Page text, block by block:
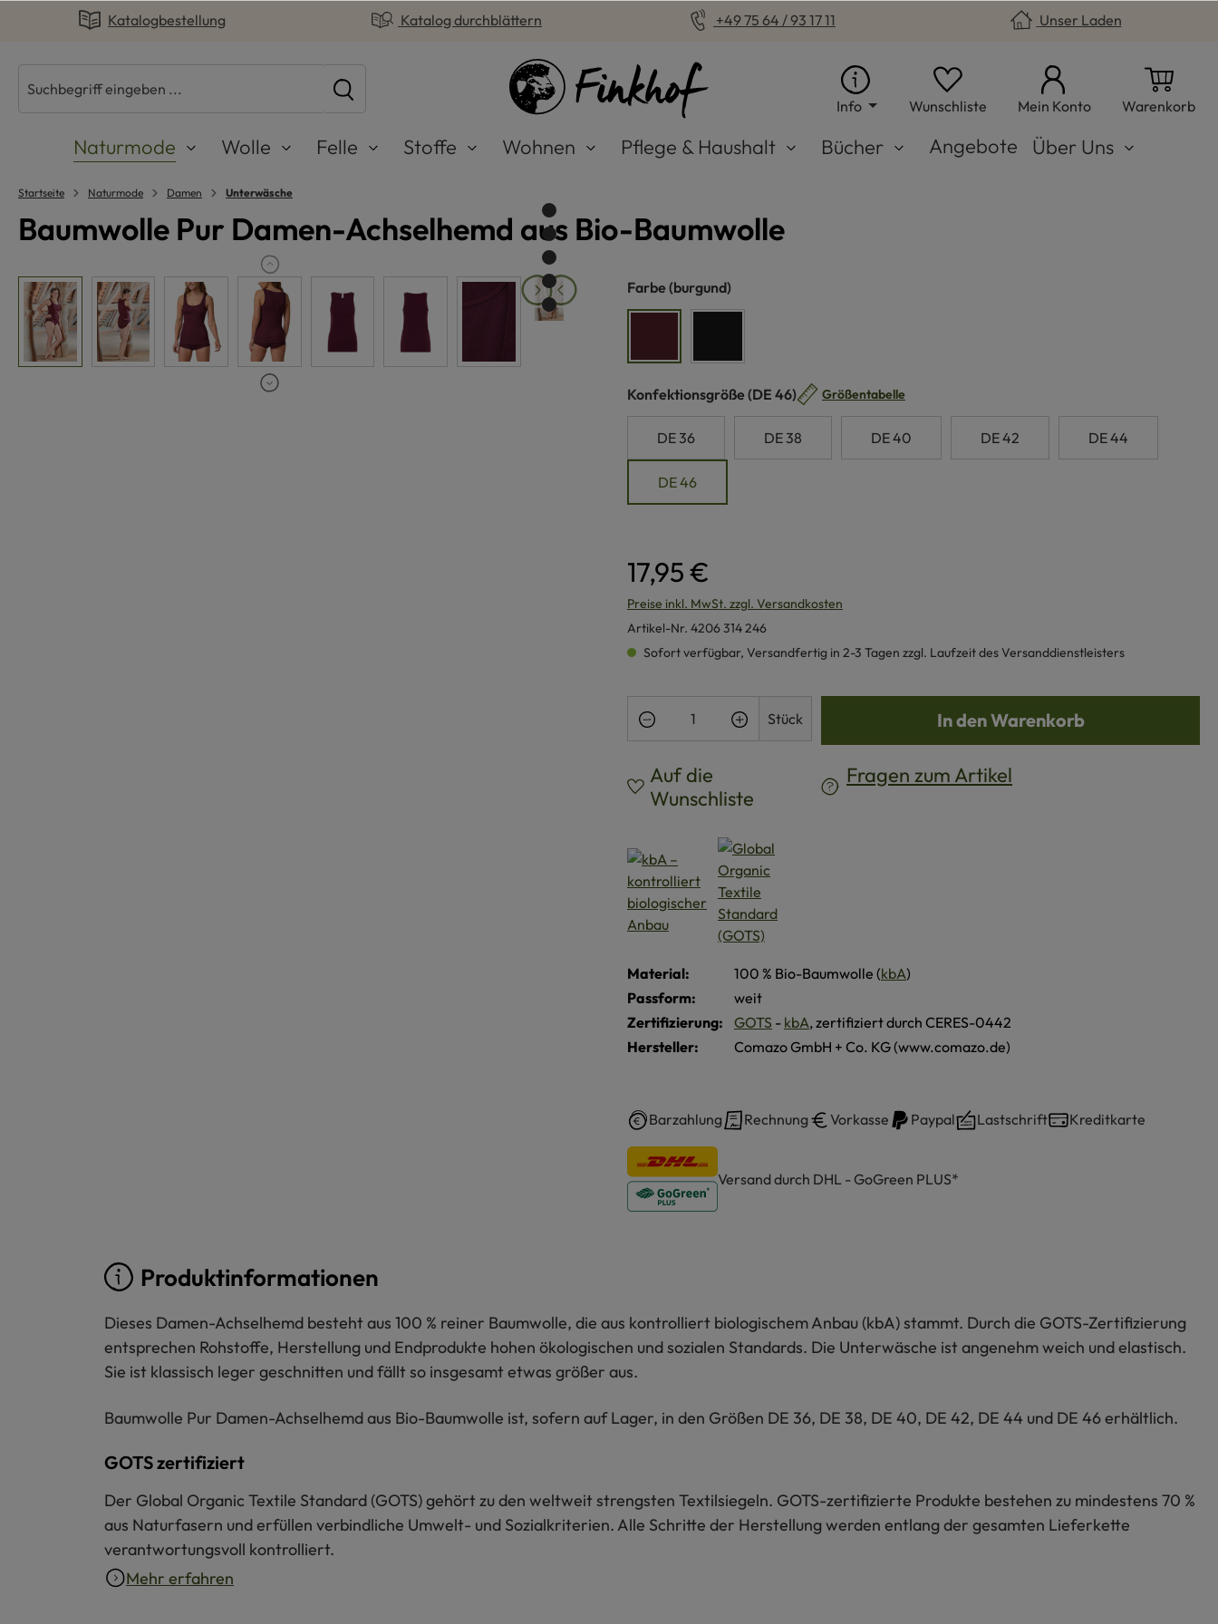
Zur Hauptnavigation springen
Katalogbestellung Katalog durchblättern +49 75 64 / 93 17 11 Unser Laden
Info Wunschliste Du hast 0 Produkte auf dem
Mein Konto Warenkorb
Naturmode Wolle Felle Stoffe Wohnen Pflege & Haushalt Bücher Angebote Über Uns
Startseite Naturmode Damen Unterwäsche
Baumwolle Pur Damen-Achselhemd aus Bio-Baumwolle
Bildergalerie überspringen Farbe auswählen
(burgund)
Konfektionsgröße auswählen
(DE 46) Größentabelle
DE 36 DE 38 DE 40 DE 42 DE 44
DE 46
17,95 €
Preise inkl. MwSt. zzgl. Versandkosten
Artikel-Nr. 4206 314 246
Sofort verfügbar, Versandfertig in 2-3 Tagen zzgl. Laufzeit des Versanddienstleisters
Produkt Anzahl: Gib den gewünschten Wert ein oder
Stück In den Warenkorb
Auf die
Wunschliste
Fragen zum Artikel
Material: 100 % Bio-Baumwolle (kbA)
Passform:
weit
Zertifizierung:
GOTS - kbA, zertifiziert durch CERES-0442
Hersteller:
Comazo GmbH + Co. KG (www.comazo.de)
Barzahlung Rechnung Vorkasse Paypal Lastschrift Kreditkarte
Versand durch DHL - GoGreen PLUS*
Produktinformationen
Dieses Damen-Achselhemd besteht aus 100 % reiner Baumwolle, die aus kontrolliert biologischem Anbau (kbA) stammt. Durch die GOTS-Zertifizierung
entsprechen Rohstoffe, Herstellung und Endprodukte hohen ökologischen und sozialen Standards. Die Unterwäsche ist angenehm weich und elastisch.
Sie ist klassisch leger geschnitten und fällt so insgesamt etwas größer aus.
Baumwolle Pur Damen-Achselhemd aus Bio-Baumwolle ist, sofern auf Lager, in den Größen DE 36, DE 38, DE 40, DE 42, DE 44 und DE 46 erhältlich.
GOTS zertifiziert
Der Global Organic Textile Standard (GOTS) gehört zu den weltweit strengsten Textilsiegeln. GOTS-zertifizierte Produkte bestehen zu mindestens 70 %
aus Naturfasern und erfüllen verbindliche Umwelt- und Sozialkriterien. Alle Schritte der Herstellung werden entlang der gesamten Lieferkette
verantwortungsvoll kontrolliert.
Mehr erfahren